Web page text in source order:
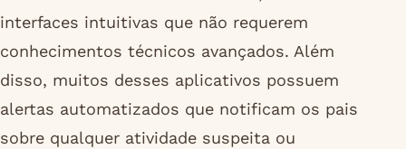
interfaces intuitivas que não requerem
conhecimentos técnicos avançados. Além
disso, muitos desses aplicativos possuem
alertas automatizados que notificam os pais
sobre qualquer atividade suspeita ou